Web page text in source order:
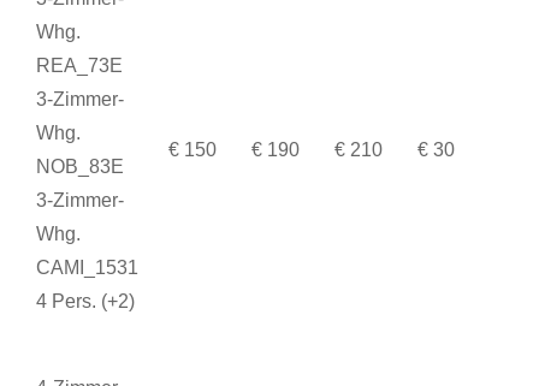
Whg.
REA_73E
3-Zimmer-
Whg.
NOB_83E
3-Zimmer-
Whg.
CAMI_1531
4 Pers. (+2)
€ 150 € 190 € 210 € 30